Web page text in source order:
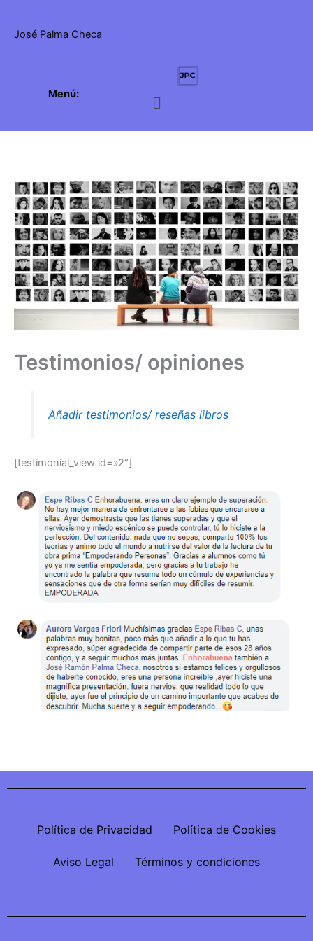
contenido
José Palma Checa
Menú: Menú
Testimonios/ opiniones
Añadir testimonios/ reseñas libros
[testimonial_view id=»2″]
Política de Privacidad Política de Cookies
Aviso Legal Términos y condiciones